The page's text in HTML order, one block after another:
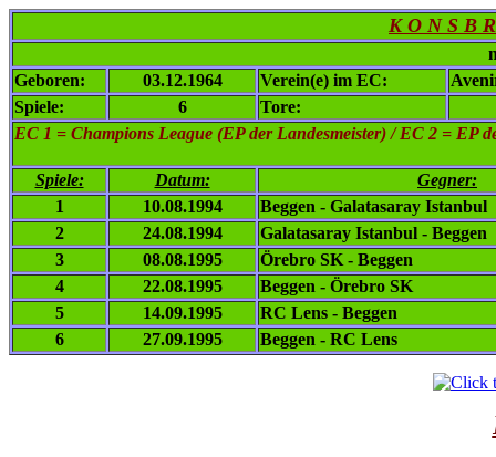
K O N S B
Geboren:
03.12.1964 Verein(e) im EC:
Spiele:
6
Tore:
EC 1 = Champions League (EP der Landesmeister) / EC 2 = EP
Spiele: Datum:
Gegner:
1
10.08.1994
Beggen - Galatasaray Istanbul
2
24.08.1994
Galatasaray Istanbul - Beggen
3
08.08.1995
Örebro SK - Beggen
4
22.08.1995
Beggen - Örebro SK
5
14.09.1995
RC Lens - Beggen
6
27.09.1995 Beggen - RC Lens